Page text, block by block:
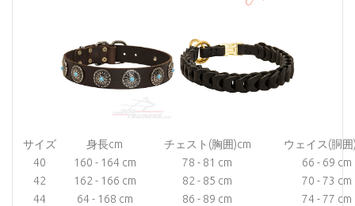
サイズ 身長cm チェスト(胸囲)cm
ウェイス(胴囲
40
160 - 164 cm 78 - 81 cm
66 - 69 cm
42
162 - 166 cm 82 - 85 cm
70 - 73 cm
44
64 - 168 cm 86 - 89 cm
74 - 77 cm